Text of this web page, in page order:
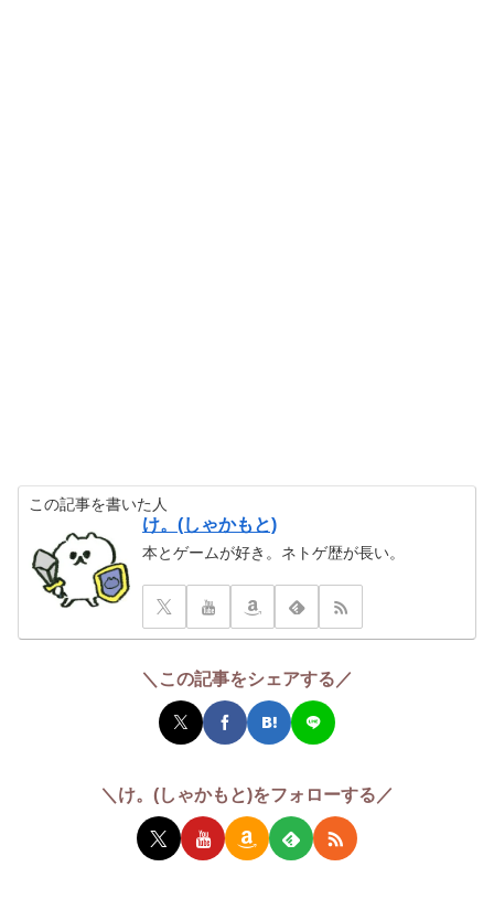
この記事を書いた人
け。(しゃかもと)
本とゲームが好き。ネトゲ歴が長い。
＼この記事をシェアする／
＼け。(しゃかもと)をフォローする／